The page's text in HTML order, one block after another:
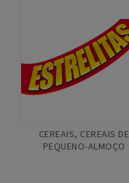
CEREAIS, CEREAIS DE
PEQUENO-ALMOÇO